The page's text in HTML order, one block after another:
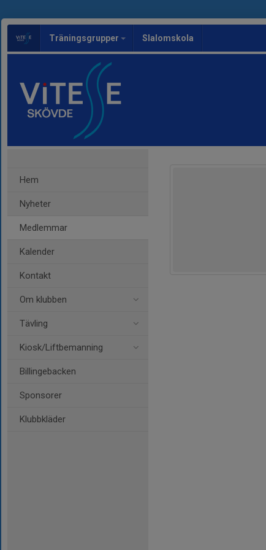
Träningsgrupper Slalomskola
Hem
Nyheter
Medlemmar
Kalender
Kontakt
Om klubben
Tävling
Kiosk/Liftbemanning
Billingebacken
Sponsorer
Klubbkläder